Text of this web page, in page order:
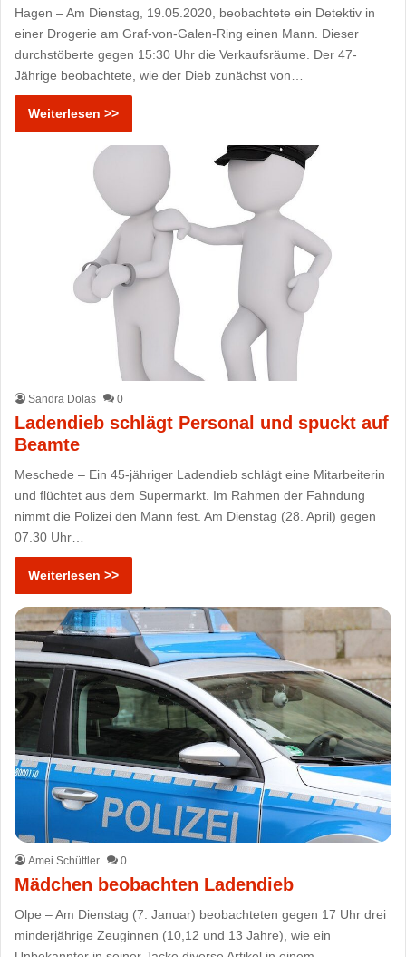
Hagen – Am Dienstag, 19.05.2020, beobachtete ein Detektiv in
einer Drogerie am Graf-von-Galen-Ring einen Mann. Dieser
durchstöberte gegen 15:30 Uhr die Verkaufsräume. Der 47-
Jährige beobachtete, wie der Dieb zunächst von…
Weiterlesen >>
Sandra Dolas 0
Ladendieb schlägt Personal und spuckt auf
Beamte
Meschede – Ein 45-jähriger Ladendieb schlägt eine Mitarbeiterin
und flüchtet aus dem Supermarkt. Im Rahmen der Fahndung
nimmt die Polizei den Mann fest. Am Dienstag (28. April) gegen
07.30 Uhr…
Weiterlesen >>
Amei Schüttler 0
Mädchen beobachten Ladendieb
Olpe – Am Dienstag (7. Januar) beobachteten gegen 17 Uhr drei
minderjährige Zeuginnen (10,12 und 13 Jahre), wie ein